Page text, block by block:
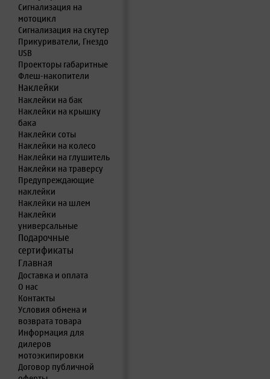
Сигнализация на
мотоцикл
Сигнализация на скутер
Прикуриватели, Гнездо
USB
Проекторы габаритные
Флеш-накопители
Наклейки
Наклейки на бак
Наклейки на крышку
бака
Наклейки соты
Наклейки на колесо
Наклейки на глушитель
Наклейки на траверсу
Предупреждающие
наклейки
Наклейки на шлем
Наклейки
универсальные
Подарочные
сертификаты
Главная
Доставка и оплата
О нас
Контакты
Условия обмена и
возврата товара
Информация для
дилеров
мотоэкипировки
Договор публичной